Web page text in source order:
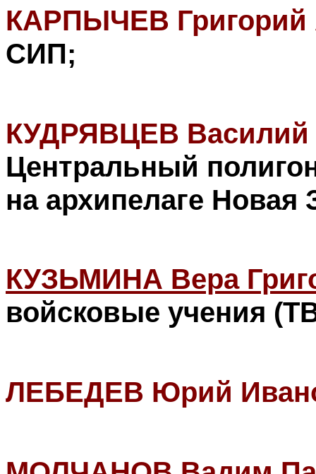
КАРПЫЧЕВ Григорий
СИП;
КУДРЯВЦЕВ Василий
Центральный
на архипелаге Новая
КУЗЬМИНА Вера
войсковые учения
ЛЕБЕДЕВ Юрий